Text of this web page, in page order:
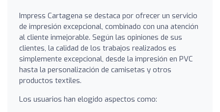
Impress Cartagena se destaca por ofrecer un servicio
de impresión excepcional, combinado con una atención
al cliente inmejorable. Según las opiniones de sus
clientes, la calidad de los trabajos realizados es
simplemente excepcional, desde la impresión en PVC
hasta la personalización de camisetas y otros
productos textiles.
Los usuarios han elogido aspectos como: